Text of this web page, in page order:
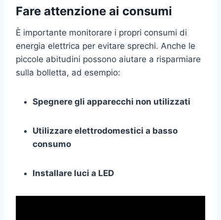
Fare attenzione ai consumi
È importante monitorare i propri consumi di
energia elettrica per evitare sprechi. Anche le
piccole abitudini possono aiutare a risparmiare
sulla bolletta, ad esempio:
Spegnere gli apparecchi non utilizzati
Utilizzare elettrodomestici a basso
consumo
Installare luci a LED